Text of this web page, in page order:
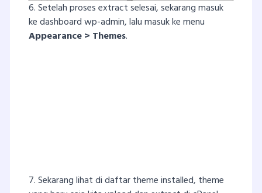
6. Setelah proses extract selesai, sekarang masuk
ke dashboard wp-admin, lalu masuk ke menu
Appearance > Themes.
7. Sekarang lihat di daftar theme installed, theme